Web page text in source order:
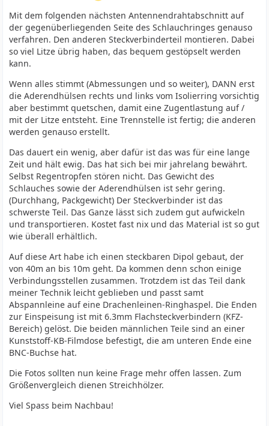
Mit dem folgenden nächsten Antennendrahtabschnitt auf
der gegenüberliegenden Seite des Schlauchringes genauso
verfahren. Den anderen Steckverbinderteil montieren. Dabei
so viel Litze übrig haben, das bequem gestöpselt werden
kann.
Wenn alles stimmt (Abmessungen und so weiter), DANN erst
die Aderendhülsen rechts und links vom Isolierring vorsichtig
aber bestimmt quetschen, damit eine Zugentlastung auf /
mit der Litze entsteht. Eine Trennstelle ist fertig; die anderen
werden genauso erstellt.
Das dauert ein wenig, aber dafür ist das was für eine lange
Zeit und hält ewig. Das hat sich bei mir jahrelang bewährt.
Selbst Regentropfen stören nicht. Das Gewicht des
Schlauches sowie der Aderendhülsen ist sehr gering.
(Durchhang, Packgewicht) Der Steckverbinder ist das
schwerste Teil. Das Ganze lässt sich zudem gut aufwickeln
und transportieren. Kostet fast nix und das Material ist so gut
wie überall erhältlich.
Auf diese Art habe ich einen steckbaren Dipol gebaut, der
von 40m an bis 10m geht. Da kommen denn schon einige
Verbindungsstellen zusammen. Trotzdem ist das Teil dank
meiner Technik leicht geblieben und passt samt
Abspannleine auf eine Drachenleinen-Ringhaspel. Die Enden
zur Einspeisung ist mit 6.3mm Flachsteckverbindern (KFZ-
Bereich) gelöst. Die beiden männlichen Teile sind an einer
Kunststoff-KB-Filmdose befestigt, die am unteren Ende eine
BNC-Buchse hat.
Die Fotos sollten nun keine Frage mehr offen lassen. Zum
Größenvergleich dienen Streichhölzer.
Viel Spass beim Nachbau!